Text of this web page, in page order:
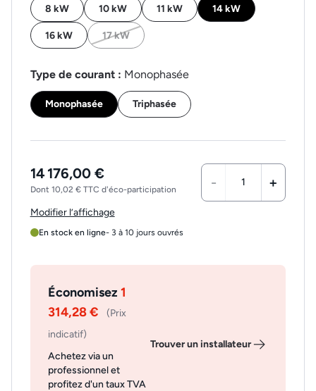
8 kW 10 kW 11 kW 14 kW
16 kW 17 kW
Type de courant : Monophasée
Monophasée Triphasée
14 176,00 €
Dont 10,02 € TTC d'éco-participation - +
Modifier l’affichage
En stock en ligne- 3 à 10 jours ouvrés
Économisez1
314,28 €
(Prix
indicatif)
Achetez via un
professionnel et
profitez d'un taux TVA
Trouver un installateur